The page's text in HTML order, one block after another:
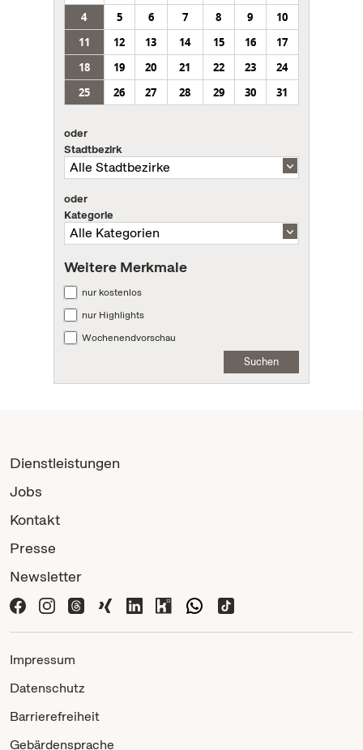
4
5 6 7 8 9
10
11
12 13 14 15 16
17
18
19 20 21 22 23
24
25
26 27 28 29 30 31
oder
Stadtbezirk
oder
Kategorie
Weitere Merkmale
nur kostenlos
nur Highlights
Wochenendvorschau
Suchen
Dienstleistungen
Jobs
Kontakt
Presse
Newsletter
Impressum
Datenschutz
Barrierefreiheit
Gebärdensprache